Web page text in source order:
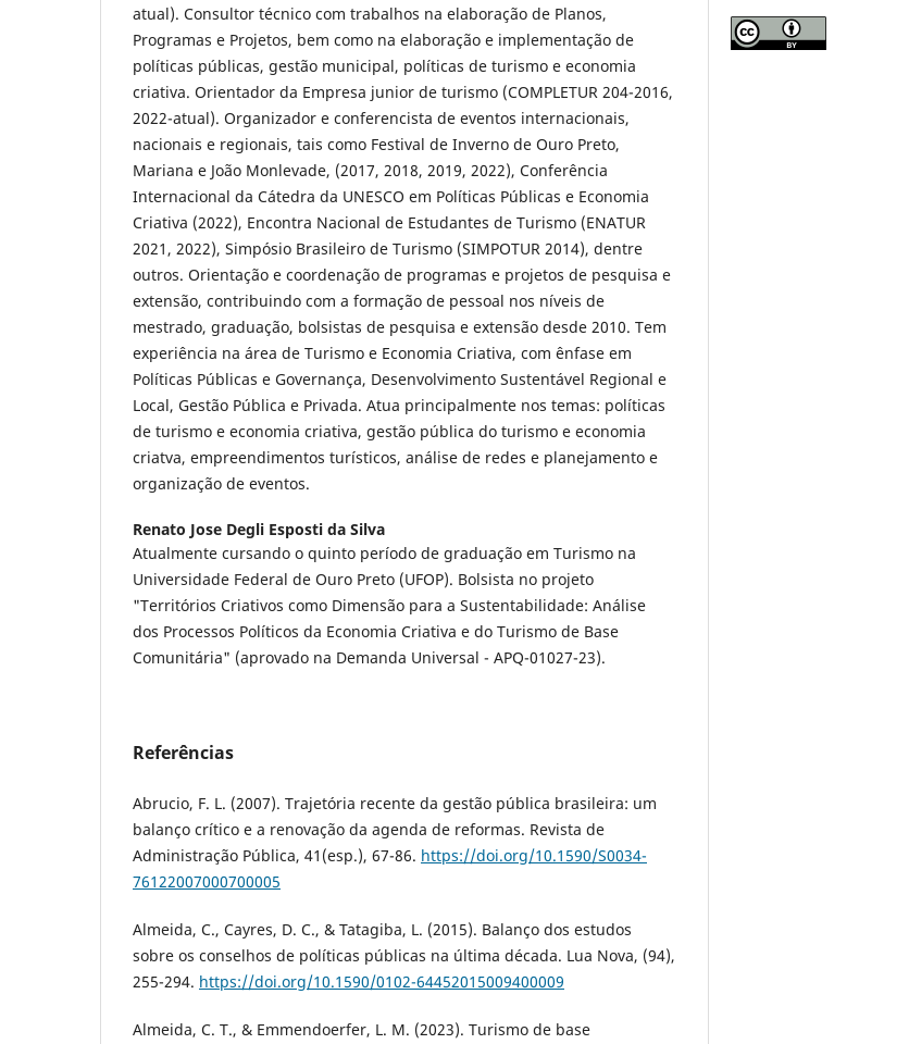
atual). Consultor técnico com trabalhos na elaboração de Planos,
Programas e Projetos, bem como na elaboração e implementação de
políticas públicas, gestão municipal, políticas de turismo e economia
criativa. Orientador da Empresa junior de turismo (COMPLETUR 204-2016,
2022-atual). Organizador e conferencista de eventos internacionais,
nacionais e regionais, tais como Festival de Inverno de Ouro Preto,
Mariana e João Monlevade, (2017, 2018, 2019, 2022), Conferência
Internacional da Cátedra da UNESCO em Políticas Públicas e Economia
Criativa (2022), Encontra Nacional de Estudantes de Turismo (ENATUR
2021, 2022), Simpósio Brasileiro de Turismo (SIMPOTUR 2014), dentre
outros. Orientação e coordenação de programas e projetos de pesquisa e
extensão, contribuindo com a formação de pessoal nos níveis de
mestrado, graduação, bolsistas de pesquisa e extensão desde 2010. Tem
experiência na área de Turismo e Economia Criativa, com ênfase em
Políticas Públicas e Governança, Desenvolvimento Sustentável Regional e
Local, Gestão Pública e Privada. Atua principalmente nos temas: políticas
de turismo e economia criativa, gestão pública do turismo e economia
criatva, empreendimentos turísticos, análise de redes e planejamento e
organização de eventos.
Renato Jose Degli Esposti da Silva
Atualmente cursando o quinto período de graduação em Turismo na
Universidade Federal de Ouro Preto (UFOP). Bolsista no projeto
"Territórios Criativos como Dimensão para a Sustentabilidade: Análise
dos Processos Políticos da Economia Criativa e do Turismo de Base
Comunitária" (aprovado na Demanda Universal - APQ-01027-23).
Referências
Abrucio, F. L. (2007). Trajetória recente da gestão pública brasileira: um
balanço crítico e a renovação da agenda de reformas. Revista de
Administração Pública, 41(esp.), 67-86. https://doi.org/10.1590/S0034-
76122007000700005
Almeida, C., Cayres, D. C., & Tatagiba, L. (2015). Balanço dos estudos
sobre os conselhos de políticas públicas na última década. Lua Nova, (94),
255-294. https://doi.org/10.1590/0102-64452015009400009
Almeida, C. T., & Emmendoerfer, L. M. (2023). Turismo de base